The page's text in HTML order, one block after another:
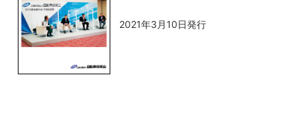
2021年3月10日発行